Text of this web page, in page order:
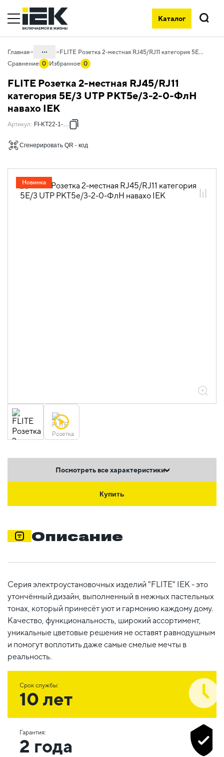
Каталог
Поиск
Главная ...
06. Изделия электроустановочные,
удлинители и силовые разъемы
изделия скрытого монтажа FLITE
FLITE Розетка 2-местная RJ45/RJ11 категория 5Е/3 UTP РКТ5е/3-2-0-ФлН навахо IEK
Сравнение 0 Избранное 0
FLITE Розетка 2-местная RJ45/RJ11
категория 5Е/3 UTP РКТ5е/3-2-0-ФлН
навахо IEK
Новинка
Артикул: FI-KT22-1-K87
Сгенерировать QR - код
Посмотреть все характеристики
Купить
Описание
Серия электроустановочных изделий "FLITE" IEK - это
утончённый дизайн, выполненный в нежных пастельных
тонах, который принесёт уют и гармонию каждому дому.
Качество, функциональность, широкий ассортимент,
уникальные цветовые решения не оставят равнодушным
и помогут воплотить даже самые смелые мечты в
реальность.
Срок службы:
10 лет
Гарантия:
2 года